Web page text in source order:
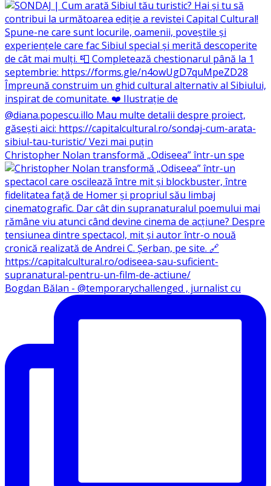
Christopher Nolan transformă „Odiseea” într-un spe
Bogdan Bălan - @temporarychallenged , jurnalist cu